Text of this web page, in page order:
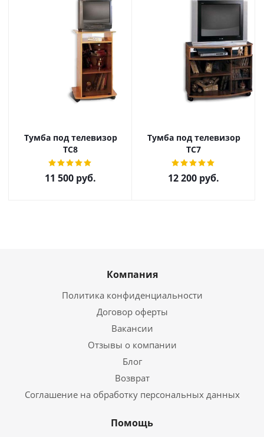
Тумба под телевизор
ТС8
11 500 руб.
Тумба под телевизор
ТС7
12 200 руб.
Компания
Политика конфиденциальности
Договор оферты
Вакансии
Отзывы о компании
Блог
Возврат
Соглашение на обработку персональных данных
Помощь